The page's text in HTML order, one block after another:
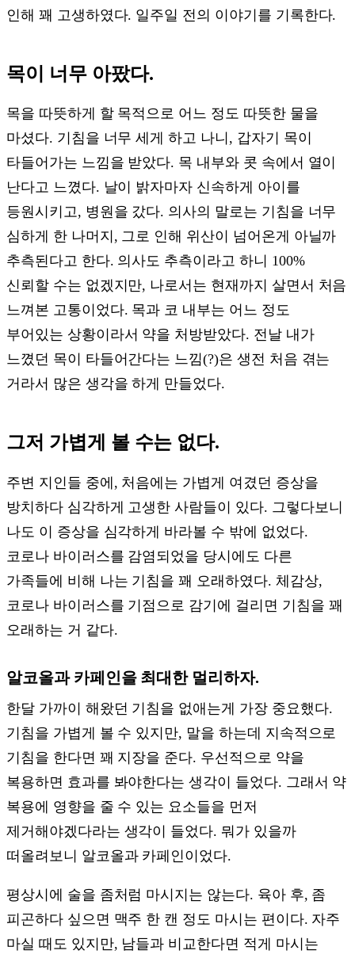
인해 꽤 고생하였다. 일주일 전의 이야기를 기록한다.
목이 너무 아팠다.
목을 따뜻하게 할 목적으로 어느 정도 따뜻한 물을
마셨다. 기침을 너무 세게 하고 나니, 갑자기 목이
타들어가는 느낌을 받았다. 목 내부와 콧 속에서 열이
난다고 느꼈다. 날이 밝자마자 신속하게 아이를
등원시키고, 병원을 갔다. 의사의 말로는 기침을 너무
심하게 한 나머지, 그로 인해 위산이 넘어온게 아닐까
추측된다고 한다. 의사도 추측이라고 하니 100%
신뢰할 수는 없겠지만, 나로서는 현재까지 살면서 처음
느껴본 고통이었다. 목과 코 내부는 어느 정도
부어있는 상황이라서 약을 처방받았다. 전날 내가
느꼈던 목이 타들어간다는 느낌(?)은 생전 처음 겪는
거라서 많은 생각을 하게 만들었다.
그저 가볍게 볼 수는 없다.
주변 지인들 중에, 처음에는 가볍게 여겼던 증상을
방치하다 심각하게 고생한 사람들이 있다. 그렇다보니
나도 이 증상을 심각하게 바라볼 수 밖에 없었다.
코로나 바이러스를 감염되었을 당시에도 다른
가족들에 비해 나는 기침을 꽤 오래하였다. 체감상,
코로나 바이러스를 기점으로 감기에 걸리면 기침을 꽤
오래하는 거 같다.
알코올과 카페인을 최대한 멀리하자.
한달 가까이 해왔던 기침을 없애는게 가장 중요했다.
기침을 가볍게 볼 수 있지만, 말을 하는데 지속적으로
기침을 한다면 꽤 지장을 준다. 우선적으로 약을
복용하면 효과를 봐야한다는 생각이 들었다. 그래서 약
복용에 영향을 줄 수 있는 요소들을 먼저
제거해야겠다라는 생각이 들었다. 뭐가 있을까
떠올려보니 알코올과 카페인이었다.
평상시에 술을 좀처럼 마시지는 않는다. 육아 후, 좀
피곤하다 싶으면 맥주 한 캔 정도 마시는 편이다. 자주
마실 때도 있지만, 남들과 비교한다면 적게 마시는